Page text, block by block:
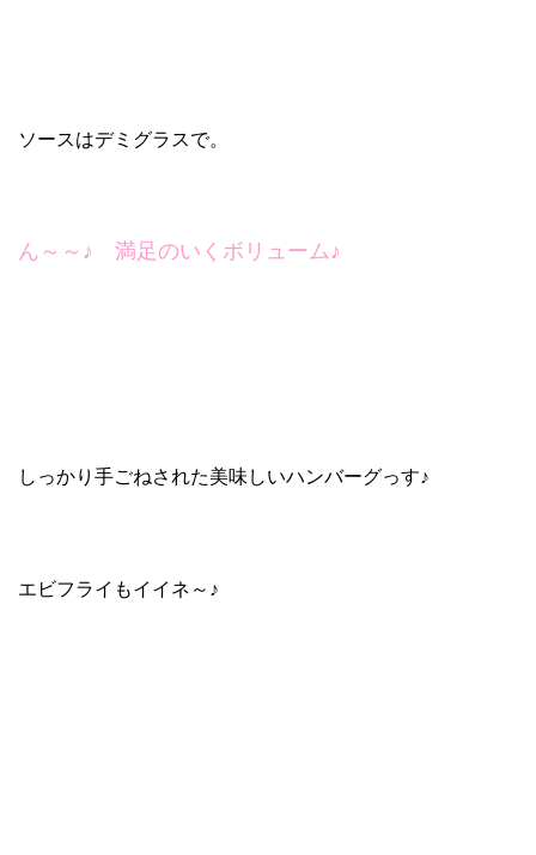
ソースはデミグラスで。
ん～～♪ 満足のいくボリューム♪
しっかり手ごねされた美味しいハンバーグっす♪
エビフライもイイネ～♪